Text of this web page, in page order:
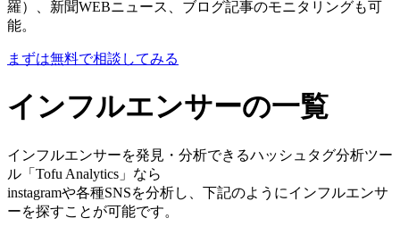
羅）、新聞WEBニュース、ブログ記事のモニタリングも可
能。
まずは無料で相談してみる
インフルエンサーの一覧
インフルエンサーを発見・分析できるハッシュタグ分析ツー
ル「Tofu Analytics」なら
instagramや各種SNSを分析し、下記のようにインフルエンサ
ーを探すことが可能です。